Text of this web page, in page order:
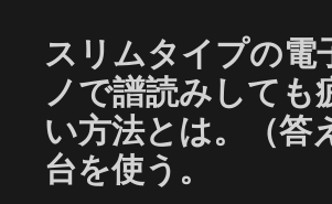
スリムタイプの電
ノで譜読みしても
い方法とは。（答
台を使う。